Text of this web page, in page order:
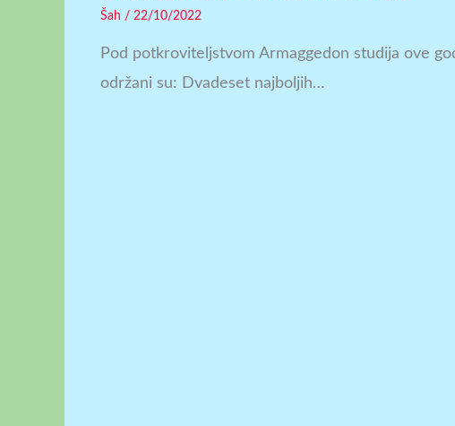
Šah / 22/10/2022
Pod potkroviteljstvom Armaggedon studija ove
održani su: Dvadeset najboljih…